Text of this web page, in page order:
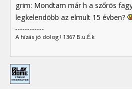
grim: Mondtam már h a szőrös
legkelendöbb az elmult 15 évben?
A hízás jó dolog ! 1367 B.u.É.k